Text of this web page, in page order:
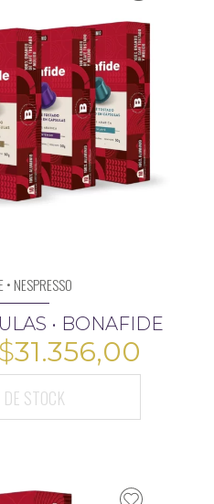
• NESPRESSO
• BONAFIDE
El
$31.356,00
DE STOCK